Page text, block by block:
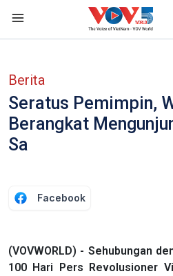
Berita
Seratus Pemimpin,
Berangkat
Sa
Facebook
(VOVWORLD) - Sehubungan
100 Hari Pers Revolusioner